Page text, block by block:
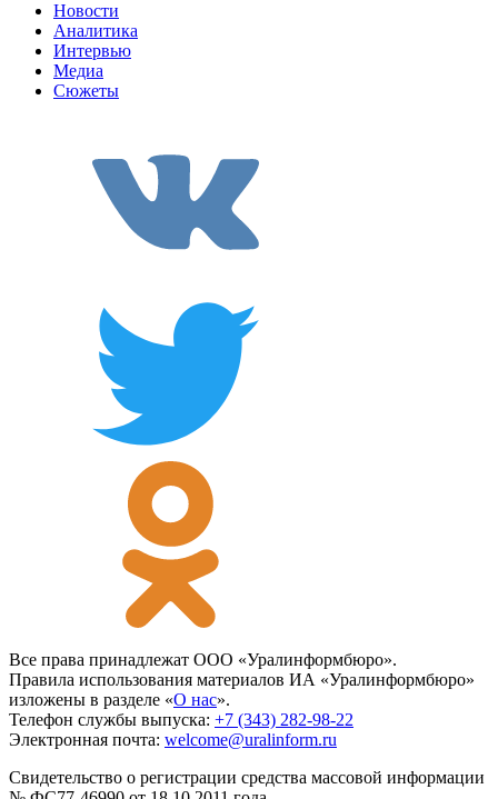
Новости
Аналитика
Интервью
Медиа
Сюжеты
Все права принадлежат ООО «Уралинформбюро».
Правила использования материалов ИА «Уралинформбюро»
изложены в разделе «О нас».
Телефон службы выпуска: +7 (343) 282-98-22
Электронная почта: welcome@uralinform.ru
Свидетельство о регистрации средства массовой информации